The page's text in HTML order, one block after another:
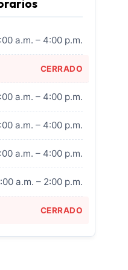
a.m. – 4:00 p.m.
CERRADO
a.m. – 4:00 p.m.
a.m. – 4:00 p.m.
a.m. – 4:00 p.m.
a.m. – 2:00 p.m.
CERRADO